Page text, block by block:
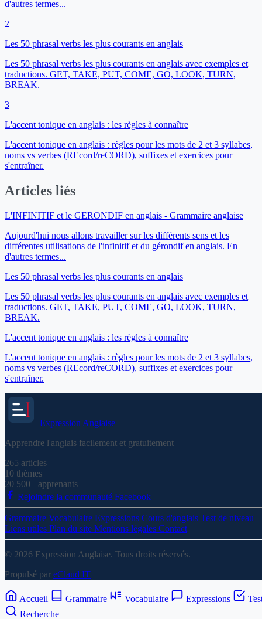
d'autres termes...
2
Les 50 phrasal verbs les plus courants en anglais
Les 50 phrasal verbs les plus courants en anglais avec exemples et
traductions. GET, TAKE, PUT, COME, GO, LOOK, TURN,
BREAK.
3
L'accent tonique en anglais : les règles à connaître
L'accent tonique en anglais : règles pour les mots de 2 et 3 syllabes,
noms vs verbes (REcord/reCORD), suffixes et exercices pour
s'entraîner.
Articles liés
L'INFINITIF et le GERONDIF en anglais - Grammaire anglaise
Aujourd'hui nous allons travailler sur les différents sens et les
différentes utilisations de l'infinitif et du gérondif en anglais. En
d'autres termes...
Les 50 phrasal verbs les plus courants en anglais
Les 50 phrasal verbs les plus courants en anglais avec exemples et
traductions. GET, TAKE, PUT, COME, GO, LOOK, TURN,
BREAK.
L'accent tonique en anglais : les règles à connaître
L'accent tonique en anglais : règles pour les mots de 2 et 3 syllabes,
noms vs verbes (REcord/reCORD), suffixes et exercices pour
s'entraîner.
Expression Anglaise
Apprendre l'anglais facilement et gratuitement
265 articles
10 thèmes
20 500+ apprenants
Rejoindre la communauté Facebook
Grammaire Vocabulaire Expressions Cours d'anglais Test de niveau
Liens utiles Plan du site Mentions légales Contact
© 2026 Expression Anglaise. Tous droits réservés.
Propulsé par eClaud IT
Accueil Grammaire Vocabulaire Expressions
Recherche